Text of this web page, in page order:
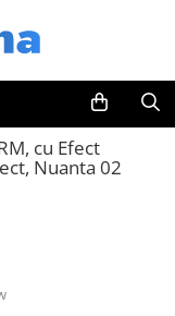
cu Efect
Nuanta 02